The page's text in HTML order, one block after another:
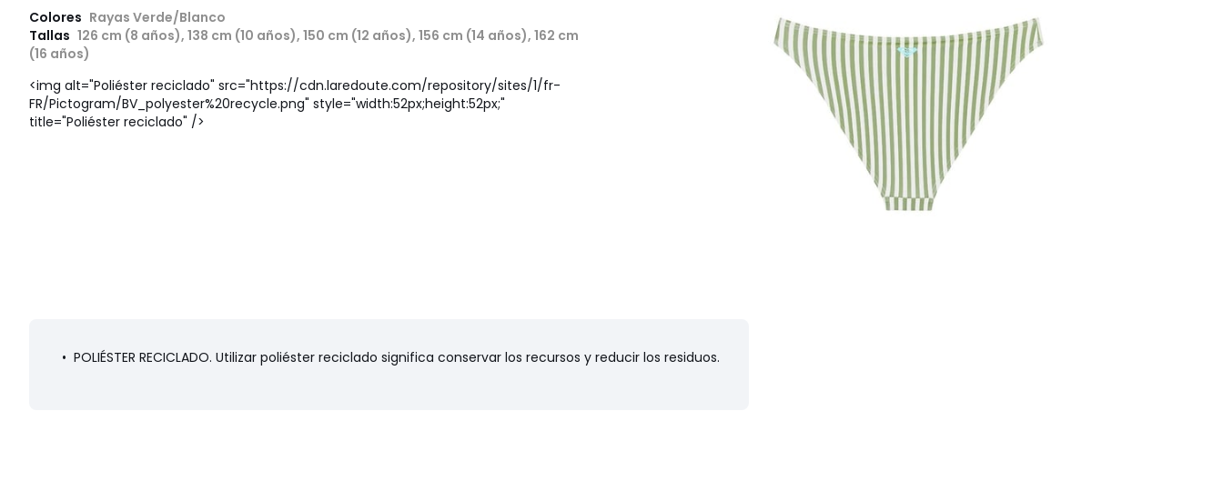
Colores Rayas Verde/Blanco
Tallas 126 cm (8 años), 138 cm (10 años), 150 cm (12 años), 156 cm (14 años), 162 cm
(16 años)
<img alt="Poliéster reciclado" src="https://cdn.laredoute.com/repository/sites/1/fr-
FR/Pictogram/BV_polyester%20recycle.png" style="width:52px;height:52px;"
title="Poliéster reciclado" />
• POLIÉSTER RECICLADO. Utilizar poliéster reciclado significa conservar los recursos y reducir los residuos.